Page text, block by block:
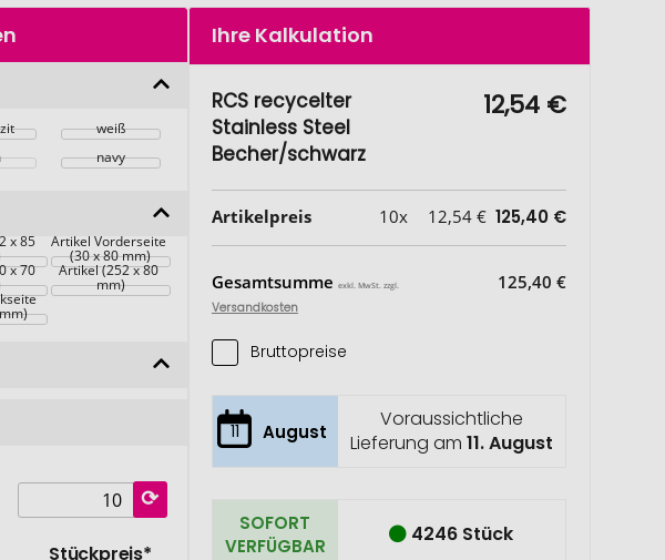
weiß
navy
x 85 Artikel Vorderseite
(30 x 80 mm)
x 70 Artikel (252 x 80
mm)
Stückpreis*
Ihre Kalkulation
RCS recycelter
Stainless Steel
Becher/schwarz
12,54 €
Artikelpreis 10x 12,54 € 125,40 €
Gesamtsumme exkl. MwSt. zzgl.
Versandkosten
125,40 €
Bruttopreise
11 August
Voraussichtliche
Lieferung am 11. August
SOFORT
VERFÜGBAR
4246 Stück